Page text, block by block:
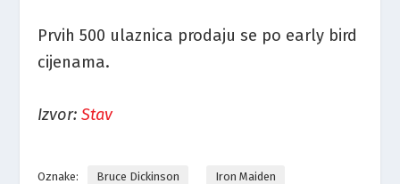
Prvih 500 ulaznica prodaju se po early bird
cijenama.
Izvor:Stav
Oznake: Bruce Dickinson Iron Maiden